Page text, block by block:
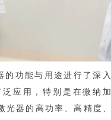
功能与用途进行了深入
应用，特别是在微纳加
器的高功率、高精度、